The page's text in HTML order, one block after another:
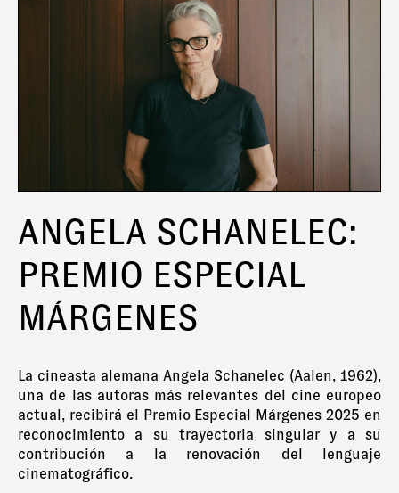
ANGELA SCHANELEC:
PREMIO ESPECIAL
MÁRGENES
La cineasta alemana Angela Schanelec (Aalen, 1962),
una de las autoras más relevantes del cine europeo
actual, recibirá el Premio Especial Márgenes 2025 en
reconocimiento a su trayectoria singular y a su
contribución a la renovación del lenguaje
cinematográfico.